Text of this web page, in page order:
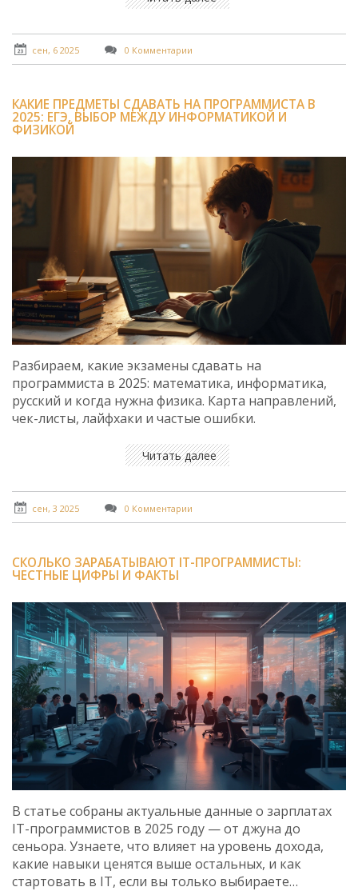
сен, 6 2025 0 Комментарии
КАКИЕ ПРЕДМЕТЫ СДАВАТЬ НА ПРОГРАММИСТА В
2025: ЕГЭ, ВЫБОР МЕЖДУ ИНФОРМАТИКОЙ И
ФИЗИКОЙ
Разбираем, какие экзамены сдавать на
программиста в 2025: математика, информатика,
русский и когда нужна физика. Карта направлений,
чек-листы, лайфхаки и частые ошибки.
Читать далее
сен, 3 2025 0 Комментарии
СКОЛЬКО ЗАРАБАТЫВАЮТ IT-ПРОГРАММИСТЫ:
ЧЕСТНЫЕ ЦИФРЫ И ФАКТЫ
В статье собраны актуальные данные о зарплатах
IT-программистов в 2025 году — от джуна до
сеньора. Узнаете, что влияет на уровень дохода,
какие навыки ценятся выше остальных, и как
стартовать в IT, если вы только выбираете